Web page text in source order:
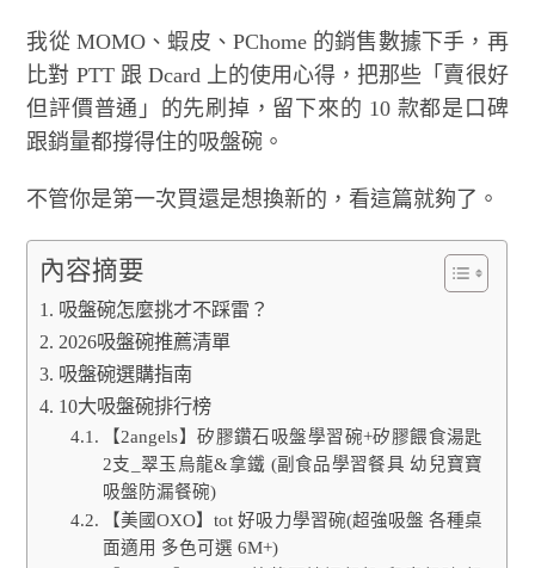
我從 MOMO、蝦皮、PChome 的銷售數據下手，再
比對 PTT 跟 Dcard 上的使用心得，把那些「賣很好
但評價普通」的先刷掉，留下來的 10 款都是口碑
跟銷量都撐得住的吸盤碗。
不管你是第一次買還是想換新的，看這篇就夠了。
內容摘要
吸盤碗怎麼挑才不踩雷？
2026吸盤碗推薦清單
吸盤碗選購指南
10大吸盤碗排行榜
【2angels】矽膠鑽石吸盤學習碗+矽膠餵食湯匙
2支_翠玉烏龍&拿鐵 (副食品學習餐具 幼兒寶寶
吸盤防漏餐碗)
【美國OXO】tot 好吸力學習碗(超強吸盤 各種桌
面適用 多色可選 6M+)